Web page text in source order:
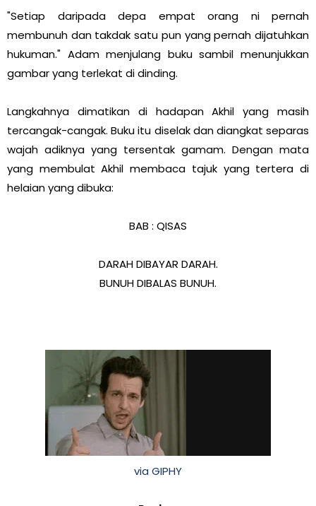
"Setiap daripada depa empat orang ni pernah
membunuh dan takdak satu pun yang pernah dijatuhkan
hukuman." Adam menjulang buku sambil menunjukkan
gambar yang terlekat di dinding.
Langkahnya dimatikan di hadapan Akhil yang masih
tercangak-cangak. Buku itu diselak dan diangkat separas
wajah adiknya yang tersentak gamam. Dengan mata
yang membulat Akhil membaca tajuk yang tertera di
helaian yang dibuka:
BAB : QISAS
DARAH DIBAYAR DARAH.
BUNUH DIBALAS BUNUH.
via GIPHY